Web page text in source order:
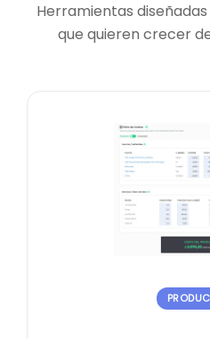
Herramientas
que quieren crecer